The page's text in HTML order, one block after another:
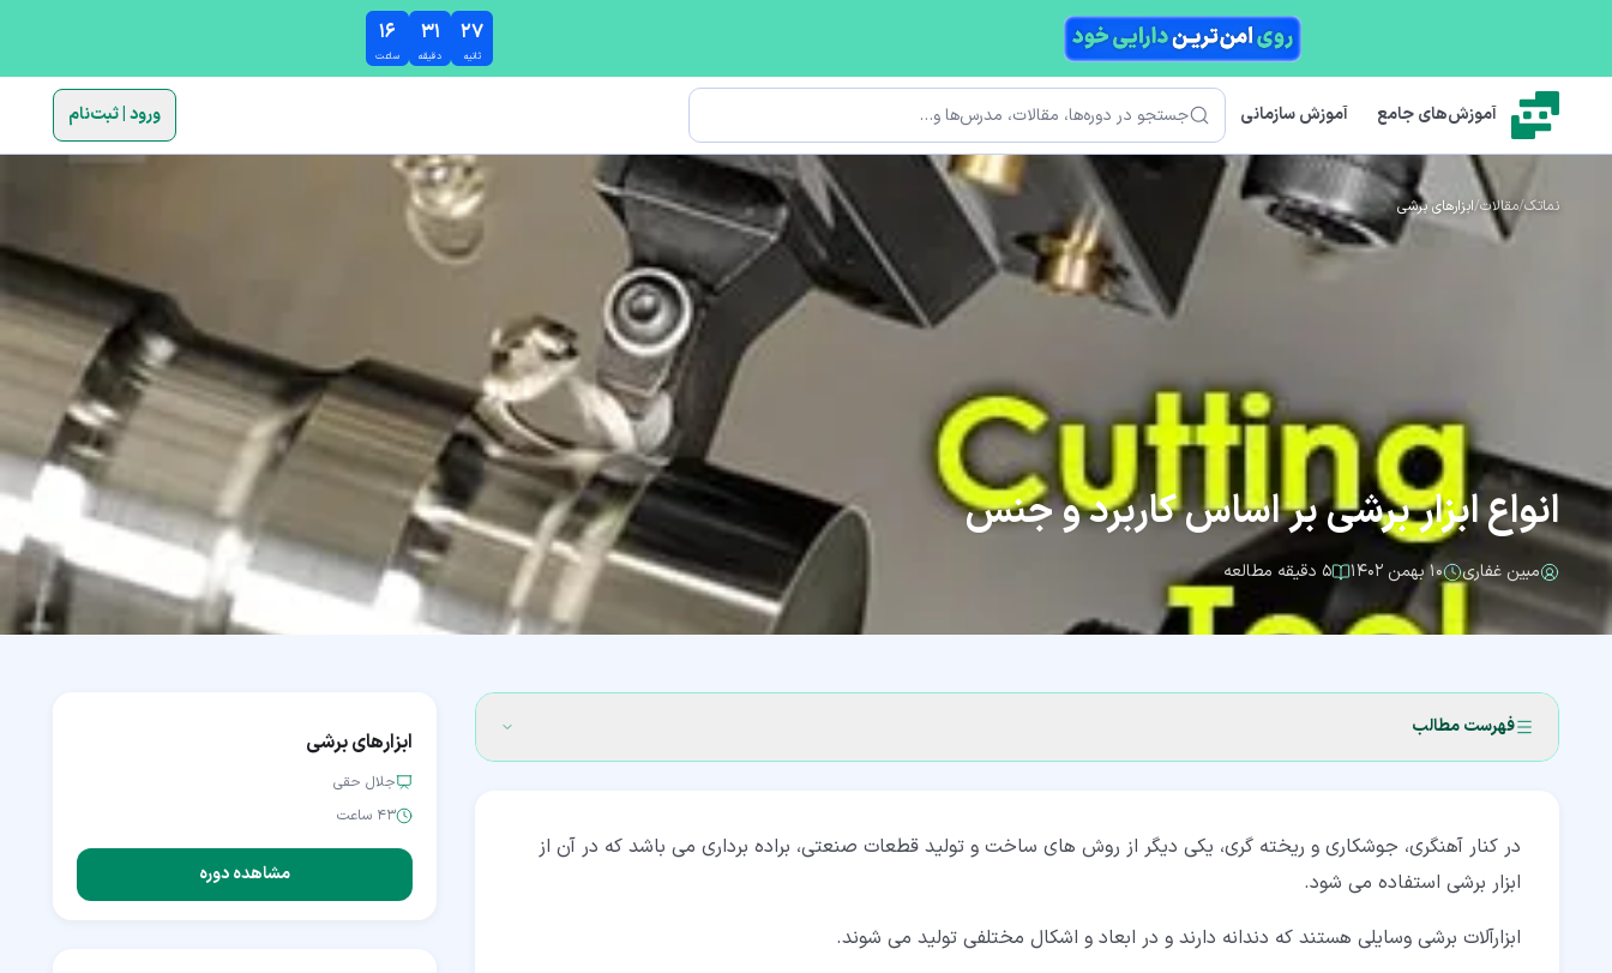
۱۶
ساعت
۳۱
دقیقه
۲۶
ثانیه
آموزش‌های جامع آموزش سازمانی جستجو ورود | ثبت‌نام
نماتک/مقالات/ابزارهای برشی
انواع ابزار برشی بر اساس کاربرد و جنس
مبین غفاری ۱۰ بهمن ۱۴۰۲ ۵ دقیقه مطالعه
فهرست مطالب
۲‏- انواع ابزار برشی بر اساس نوع کاربرد
۲‏-‏۱‏- ابزار برشی فرزکاری (Milling)
۲‏-‏۲‏- ابزارهای تراشکاری (Lathing)
در کنار آهنگری، جوشکاری و ریخته گری، یکی دیگر از روش های ساخت و تولید قطعات صنعتی، براده برداری می باشد که در آن از
ابزار برشی استفاده می شود.
ابزارآلات برشی وسایلی هستند که دندانه دارند و در ابعاد و اشکال مختلفی تولید می شوند.
ابزارهای برشی
جلال حقی
۴۳ ساعت
مشاهده دوره